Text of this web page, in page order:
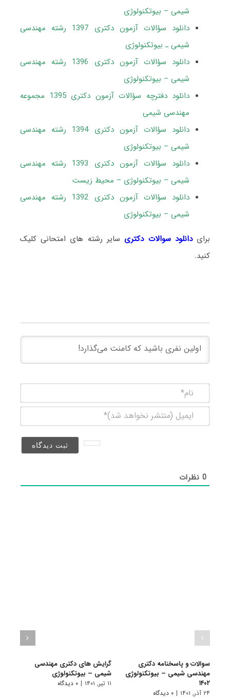
شیمی – بیوتکنولوژی
دانلود سؤالات آزمون دکتری 1397 رشته مهندسی
شیمی ـ بیوتکنولوژی
دانلود سؤالات آزمون دکتری 1396 رشته مهندسی
شیمی – بیوتکنولوژی
دانلود دفترچه سؤالات آزمون دکتری 1395 مجموعه
مهندسی شیمی
دانلود سؤالات آزمون دکتری 1394 رشته مهندسی
شیمی – بیوتکنولوژی
دانلود سؤالات آزمون دکتری 1393 رشته مهندسی
شیمی – بیوتکنولوژی – محیط زیست
دانلود سؤالات آزمون دکتری 1392 رشته مهندسی
شیمی – بیوتکنولوژی
برایدانلود سوالات دکتری سایر رشته های امتحانی کلیک
کنید.
(منتشر
0نظرات
سوالات و پاسخنامه دکتری
مهندسی شیمی – بیوتکنولوژی
۱۴۰۲
۲۴ آذر, ۱۴۰۱ | ۰ دیدگاه
گرایش های دکتری مهندسی
شیمی – ﺑﻴﻮﺗﻜﻨﻮﻟﻮژی
۱۱ تیر, ۱۴۰۱ | ۰ دیدگاه